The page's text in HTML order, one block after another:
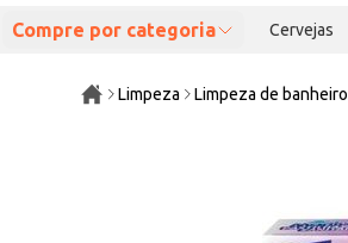
Compre por categoria Cervejas
Limpeza Limpeza de banheiro